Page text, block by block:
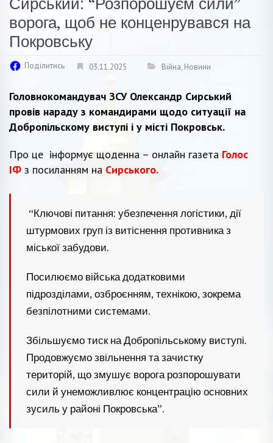
ворога, щоб не конценрувався на
Покровську
Поділитись 03.11.2025 Війна, Новини
Головнокомандувач ЗСУ Олександр Сирський
провів нараду з командирами щодо ситуації на
Добропільскому виступі і у місті Покровськ.
Про це інформує щоденна – онлайн газета Голос
ІФ з посиланням на Сирського.
“Ключові питання: убезпечення логістики, дії
штурмових груп із витіснення противника з
міської забудови.
Посилюємо війська додатковими
підрозділами, озброєнням, технікою, зокрема
безпілотними системами.
Збільшуємо тиск на Добропільському виступі.
Продовжуємо звільнення та зачистку
територій, що змушує ворога розпорошувати
сили й унеможливлює концентрацію основних
зусиль у районі Покровська”.